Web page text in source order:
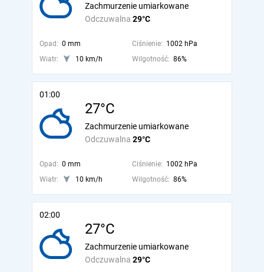
Odczuwalna 29°C
Zachmurzenie umiarkowane
Opad: 0 mm Ciśnienie: 1002 hPa
Wiatr:
10 km/h Wilgotność: 86%
01:00
27°C
Odczuwalna 29°C
Zachmurzenie umiarkowane
Opad: 0 mm Ciśnienie: 1002 hPa
Wiatr:
10 km/h Wilgotność: 86%
02:00
27°C
Odczuwalna 29°C
Zachmurzenie umiarkowane